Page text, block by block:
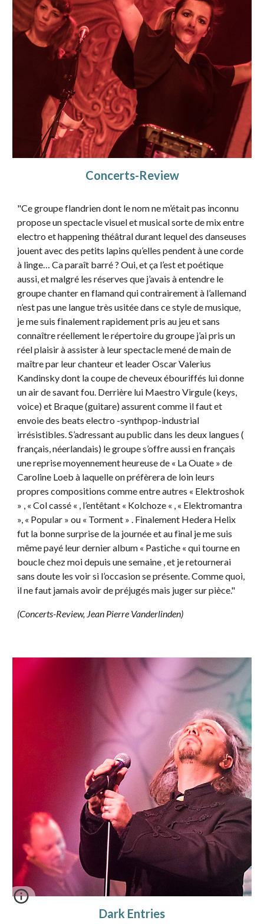
Concerts-Review
"Ce groupe flandrien dont le nom ne m’était pas inconnu
propose un spectacle visuel et musical sorte de mix entre
electro et happening théâtral durant lequel des danseuses
jouent avec des petits lapins qu’elles pendent à une corde
à linge… Ca paraît barré ? Oui, et ça l’est et poétique
aussi, et malgré les réserves que j’avais à entendre le
groupe chanter en flamand qui contrairement à l’allemand
n’est pas une langue très usitée dans ce style de musique,
je me suis finalement rapidement pris au jeu et sans
connaître réellement le répertoire du groupe j’ai pris un
réel plaisir à assister à leur spectacle mené de main de
maître par leur chanteur et leader Oscar Valerius
Kandinsky dont la coupe de cheveux ébouriffés lui donne
un air de savant fou. Derrière lui Maestro Virgule (keys,
voice) et Braque (guitare) assurent comme il faut et
envoie des beats electro -synthpop-industrial
irrésistibles. S’adressant au public dans les deux langues (
français, néerlandais) le groupe s’offre aussi en français
une reprise moyennement heureuse de « La Ouate » de
Caroline Loeb à laquelle on préfèrera de loin leurs
propres compositions comme entre autres « Elektroshok
» , « Col cassé « , l’entêtant « Kolchoze « , « Elektromantra
», « Popular » ou « Torment » . Finalement Hedera Helix
fut la bonne surprise de la journée et au final je me suis
même payé leur dernier album « Pastiche « qui tourne en
boucle chez moi depuis une semaine , et je retournerai
sans doute les voir si l’occasion se présente. Comme quoi,
il ne faut jamais avoir de préjugés mais juger sur pièce."
(Concerts-Review, Jean Pierre Vanderlinden)
Dark Entries